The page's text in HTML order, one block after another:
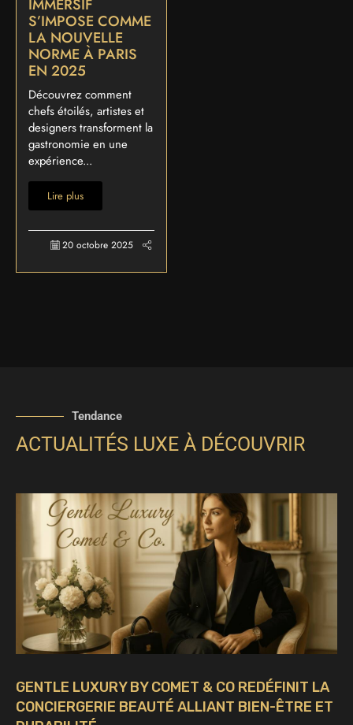
IMMERSIF
S’IMPOSE COMME
LA NOUVELLE
NORME À PARIS
EN 2025
Découvrez comment
chefs étoilés, artistes et
designers transforment la
gastronomie en une
expérience...
Lire plus
20 octobre 2025
Tendance
ACTUALITÉS LUXE À DÉCOUVRIR
GENTLE LUXURY BY COMET & CO REDÉFINIT LA
CONCIERGERIE BEAUTÉ ALLIANT BIEN-ÊTRE ET